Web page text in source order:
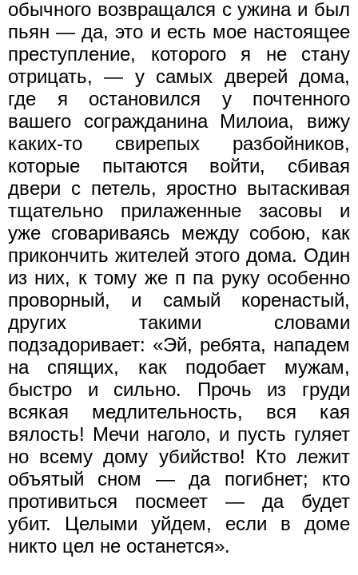
обычного возвращался с ужина и был
пьян — да, это и есть мое настоящее
преступление, которого я не стану
отрицать, — у самых дверей дома,
где я остановился у почтенного
вашего согражданина Милоиа, вижу
каких-то свирепых разбойников,
которые пытаются войти, сбивая
двери с петель, яростно вытаскивая
тщательно прилаженные засовы и
уже сговариваясь между собою, как
прикончить жителей этого дома. Один
из них, к тому же п па руку особенно
проворный, и самый коренастый,
других такими словами
подзадоривает: «Эй, ребята, нападем
на спящих, как подобает мужам,
быстро и сильно. Прочь из груди
всякая медлительность, вся кая
вялость! Мечи наголо, и пусть гуляет
но всему дому убийство! Кто лежит
объятый сном — да погибнет; кто
противиться посмеет — да будет
убит. Целыми уйдем, если в доме
никто цел не останется».